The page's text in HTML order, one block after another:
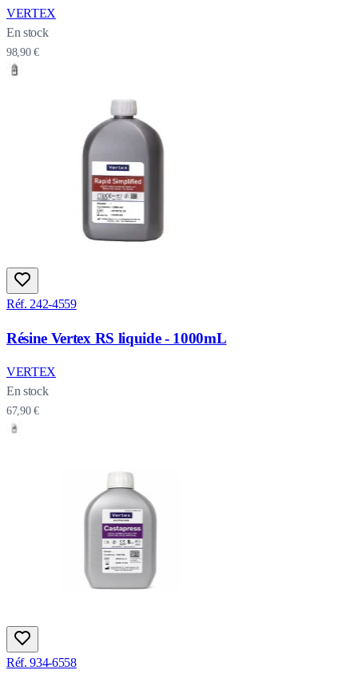
VERTEX
En stock
98,90 €
Réf. 242-4559
Résine Vertex RS liquide - 1000mL
VERTEX
En stock
67,90 €
Réf. 934-6558